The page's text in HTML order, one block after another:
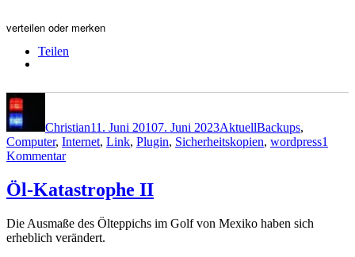
verteilen oder merken
Teilen
Christian11. Juni 20107. Juni 2023AktuellBackups,
Computer, Internet, Link, Plugin, Sicherheitskopien, wordpress1
Kommentarzu
wegschmeißen
Öl-Katastrophe II
Die Ausmaße des Ölteppichs im Golf von Mexiko haben sich
erheblich verändert.